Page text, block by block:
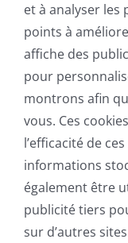
et à analyser les
points à
affiche des
pour
montrons afin
vous. Ces
l’efficacité de
informations
également être
publicité tiers
sur d’autres